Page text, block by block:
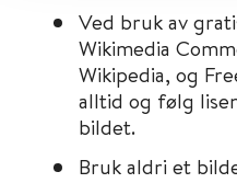
Ved bruk av
Wikimedia
Wikipedia, og
alltid og følg
bildet.
Bruk aldri et